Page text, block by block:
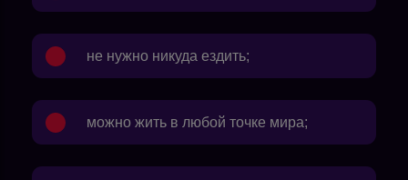
не нужно никуда ездить;
можно жить в любой точке мира;